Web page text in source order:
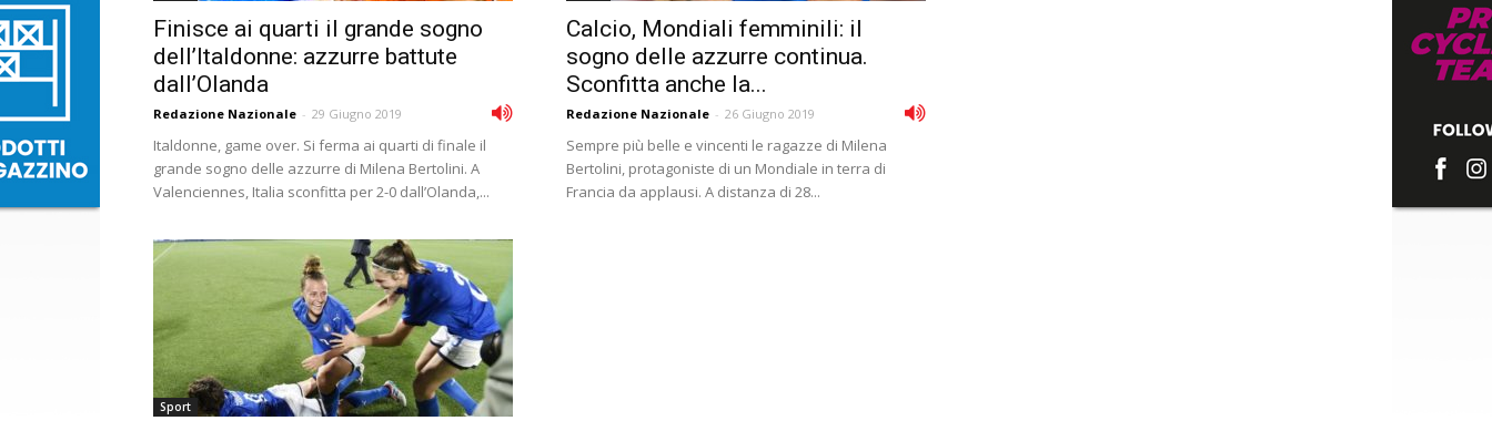
Finisce ai quarti il grande sogno
dell’Italdonne: azzurre battute
dall’Olanda
Redazione Nazionale - 29 Giugno 2019
Italdonne, game over. Si ferma ai quarti di finale il
grande sogno delle azzurre di Milena Bertolini. A
Valenciennes, Italia sconfitta per 2-0 dall’Olanda,...
Calcio, Mondiali femminili: il
sogno delle azzurre continua.
Sconfitta anche la...
Redazione Nazionale - 26 Giugno 2019
Sempre più belle e vincenti le ragazze di Milena
Bertolini, protagoniste di un Mondiale in terra di
Francia da applausi. A distanza di 28...
Sport